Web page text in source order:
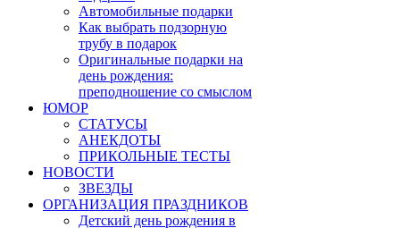
Автомобильные подарки
Как выбрать подзорную
трубу в подарок
Оригинальные подарки на
день рождения:
преподношение со смыслом
ЮМОР
СТАТУСЫ
АНЕКДОТЫ
ПРИКОЛЬНЫЕ ТЕСТЫ
НОВОСТИ
ЗВЕЗДЫ
ОРГАНИЗАЦИЯ ПРАЗДНИКОВ
Детский день рождения в